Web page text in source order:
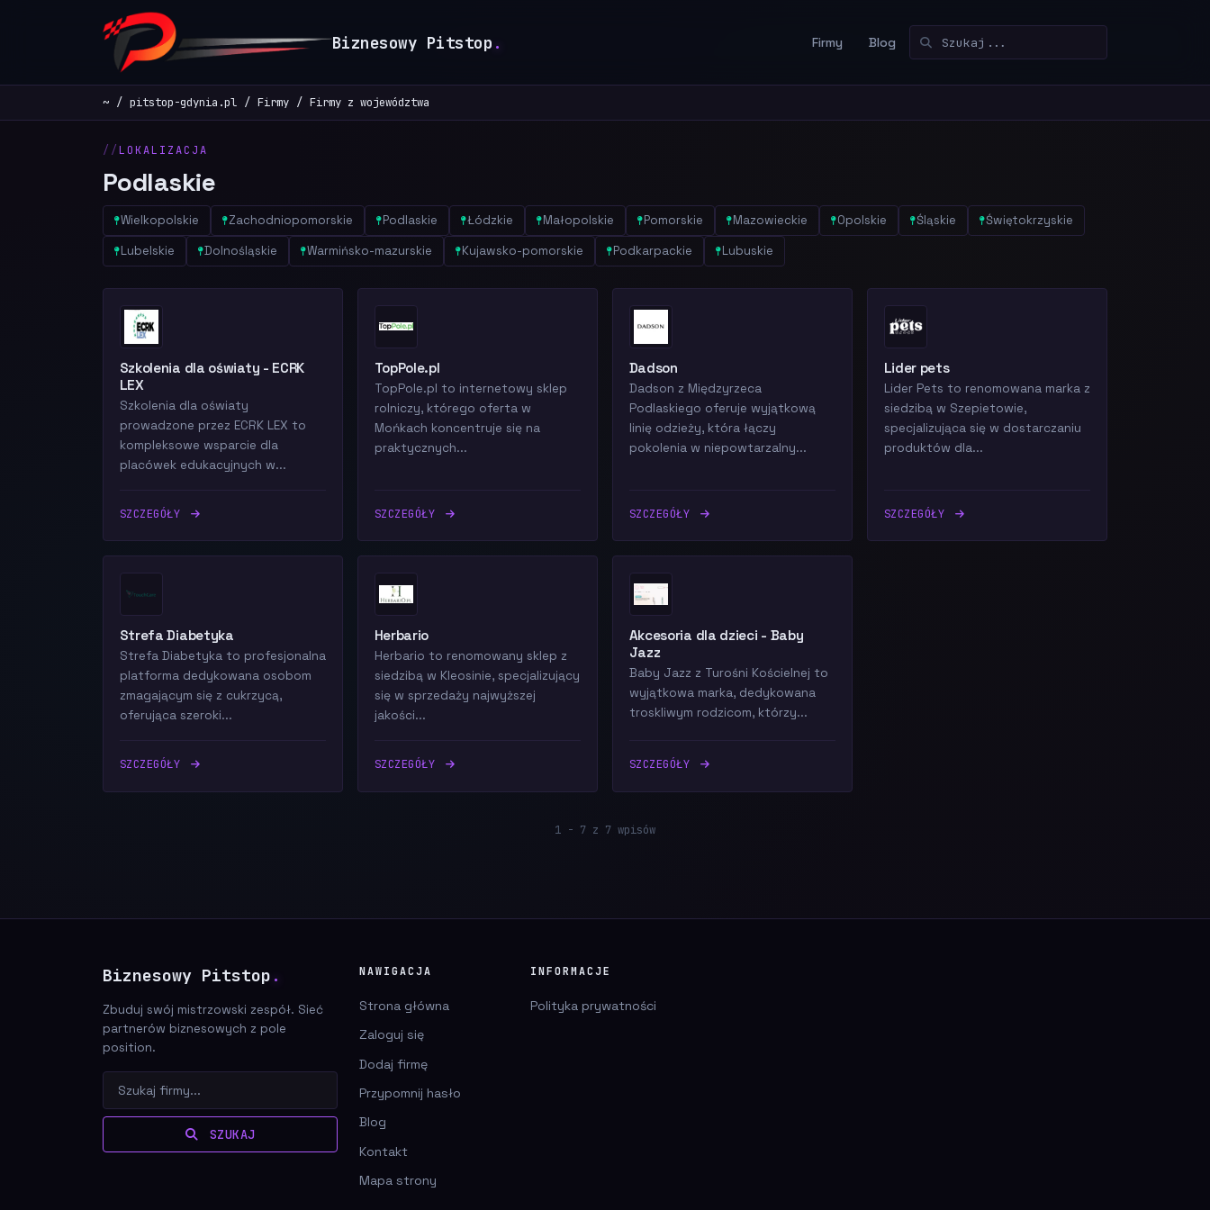
Biznesowy Pitstop . Firmy Blog
~ pitstop-gdynia.pl Firmy Firmy z województwa
LOKALIZACJA
Podlaskie
Wielkopolskie Zachodniopomorskie Podlaskie Łódzkie Małopolskie Pomorskie Mazowieckie Opolskie Śląskie Świętokrzyskie
Lubelskie Dolnośląskie Warmińsko-mazurskie Kujawsko-pomorskie Podkarpackie Lubuskie
Szkolenia dla oświaty - ECRK
LEX
Szkolenia dla oświaty
prowadzone przez ECRK LEX to
kompleksowe wsparcie dla
placówek edukacyjnych w...
SZCZEGÓŁY
TopPole.pl
TopPole.pl to internetowy sklep
rolniczy, którego oferta w
Mońkach koncentruje się na
praktycznych...
SZCZEGÓŁY
Dadson
Dadson z Międzyrzeca
Podlaskiego oferuje wyjątkową
linię odzieży, która łączy
pokolenia w niepowtarzalny...
SZCZEGÓŁY
Lider pets
Lider Pets to renomowana marka z
siedzibą w Szepietowie,
specjalizująca się w dostarczaniu
produktów dla...
SZCZEGÓŁY
Strefa Diabetyka
Strefa Diabetyka to profesjonalna
platforma dedykowana osobom
zmagającym się z cukrzycą,
oferująca szeroki...
SZCZEGÓŁY
Herbario
Herbario to renomowany sklep z
siedzibą w Kleosinie, specjalizujący
się w sprzedaży najwyższej
jakości...
SZCZEGÓŁY
Akcesoria dla dzieci - Baby
Jazz
Baby Jazz z Turośni Kościelnej to
wyjątkowa marka, dedykowana
troskliwym rodzicom, którzy...
SZCZEGÓŁY
1 - 7 z 7 wpisów
Biznesowy Pitstop .
Zbuduj swój mistrzowski zespół. Sieć
partnerów biznesowych z pole
position.
SZUKAJ
NAWIGACJA
Strona główna
Zaloguj się
Dodaj firmę
Przypomnij hasło
Blog
Kontakt
Mapa strony
INFORMACJE
Polityka prywatności